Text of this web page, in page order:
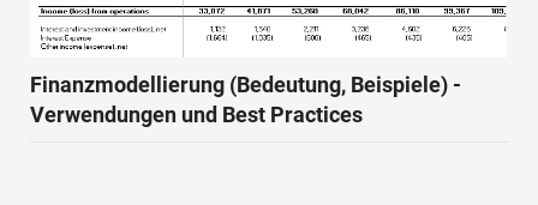
Finanzmodellierung (Bedeutung, Beispiele) -
Verwendungen und Best Practices